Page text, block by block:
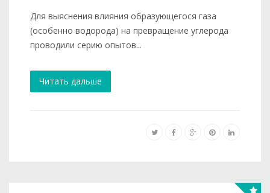
Для выяснения влияния образующегося газа
(особенно водо­рода) на превращение углерода
проводили серию опытов...
Читать дальше